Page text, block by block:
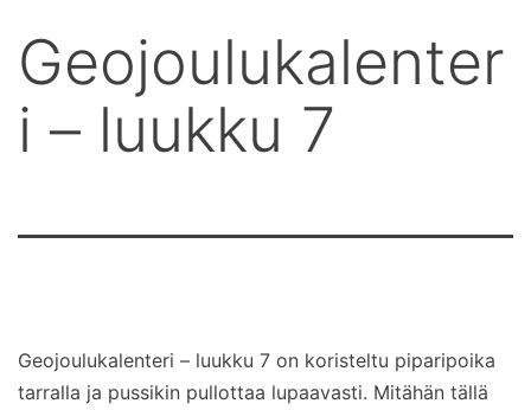
Geojoulukalenter
i – luukku 7
Geojoulukalenteri – luukku 7 on koristeltu piparipoika
tarralla ja pussikin pullottaa lupaavasti. Mitähän tällä